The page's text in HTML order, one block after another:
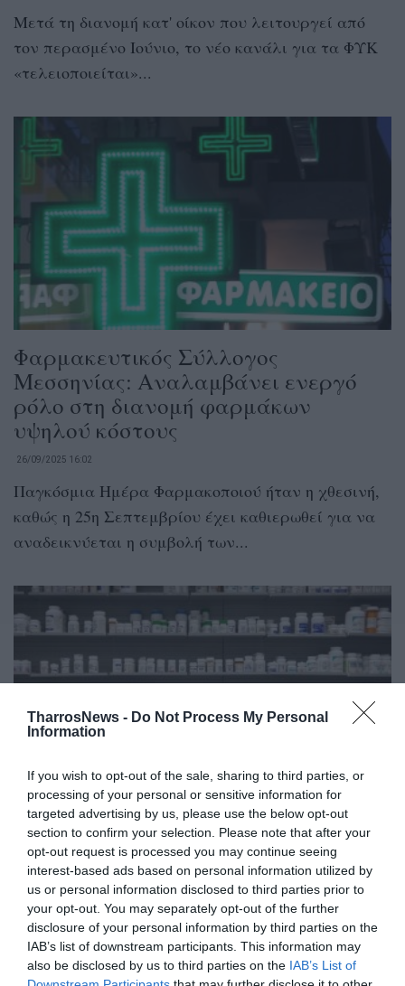
TharrosNews - Do Not Process My Personal
Information
If you wish to opt-out of the sale, sharing to third parties, or
processing of your personal or sensitive information for
targeted advertising by us, please use the below opt-out
section to confirm your selection. Please note that after your
opt-out request is processed you may continue seeing
interest-based ads based on personal information utilized by
us or personal information disclosed to third parties prior to
your opt-out. You may separately opt-out of the further
disclosure of your personal information by third parties on the
IAB’s list of downstream participants. This information may
also be disclosed by us to third parties on the IAB’s List of
Μετά τη διανομή κατ' οίκον που λειτουργεί από
τον περασμένο Ιούνιο, το νέο κανάλι για τα ΦΥΚ
«τελειοποιείται»...
Φαρμακευτικός Σύλλογος
Μεσσηνίας: Αναλαμβάνει ενεργό
ρόλο στη διανομή φαρμάκων
υψηλού κόστους
26/09/2025 16:02
Παγκόσμια Ημέρα Φαρμακοποιού ήταν η χθεσινή,
καθώς η 25η Σεπτεμβρίου έχει καθιερωθεί για να
αναδεικνύεται η συμβολή των...
Από σήμερα 139.000 ασθενείς
μπορούν να λαμβάνουν τα
φάρμακά στο σπίτι τους
16/06/2025 07:58
Με στόχο τη μείωση της ταλαιπωρίας των ασθενών
που λαμβάνουν Φάρμακα Υψηλού Κόστους, (ΦΥΚ)